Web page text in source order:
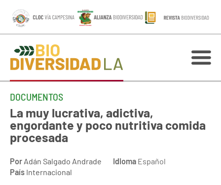
DOCUMENTOS
La muy lucrativa, adictiva,
engordante y poco nutritiva comida
procesada
Por Adán Salgado Andrade Idioma Español
País Internacional